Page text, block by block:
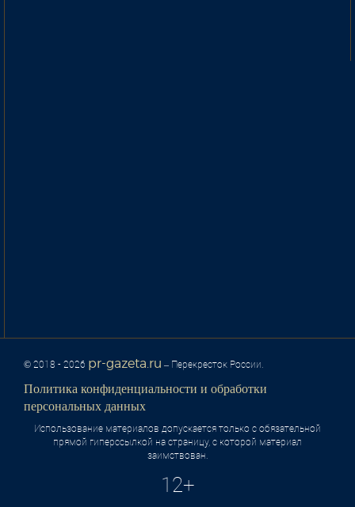
© 2018 - 2026 pr-gazeta.ru – Перекресток России.
Политика конфиденциальности и обработки
персональных данных
Использование материалов допускается только с обязательной
прямой гиперссылкой на страницу, с которой материал
заимствован.
12+